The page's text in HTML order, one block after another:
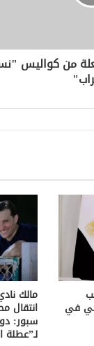
من كواليس
في
مالك
انتقال
سبور:
لـ”عطلة